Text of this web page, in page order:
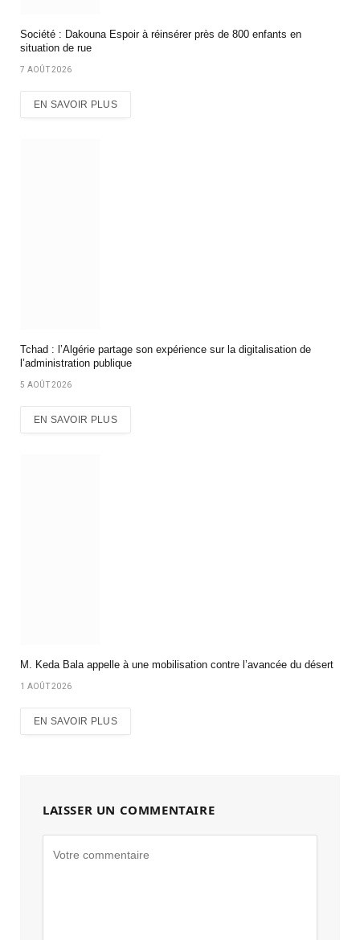
Société : Dakouna Espoir à réinsérer près de 800 enfants en
situation de rue
7 AOÛT 2026
EN SAVOIR PLUS
Tchad : l’Algérie partage son expérience sur la digitalisation de
l’administration publique
5 AOÛT 2026
EN SAVOIR PLUS
M. Keda Bala appelle à une mobilisation contre l’avancée du désert
1 AOÛT 2026
EN SAVOIR PLUS
LAISSER UN COMMENTAIRE